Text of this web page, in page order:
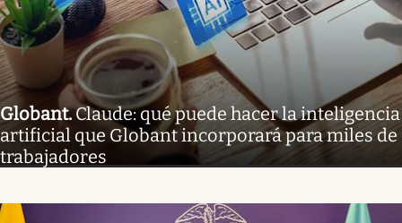
Globant.Claude: qué puede hacer la inteligencia
artificial que Globant incorporará para miles de
trabajadores